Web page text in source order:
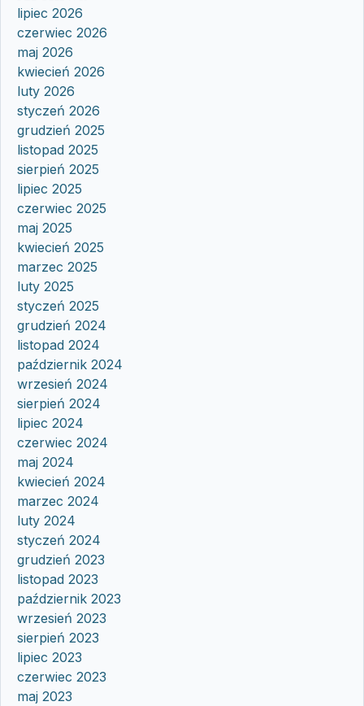
lipiec 2026
czerwiec 2026
maj 2026
kwiecień 2026
luty 2026
styczeń 2026
grudzień 2025
listopad 2025
sierpień 2025
lipiec 2025
czerwiec 2025
maj 2025
kwiecień 2025
marzec 2025
luty 2025
styczeń 2025
grudzień 2024
listopad 2024
październik 2024
wrzesień 2024
sierpień 2024
lipiec 2024
czerwiec 2024
maj 2024
kwiecień 2024
marzec 2024
luty 2024
styczeń 2024
grudzień 2023
listopad 2023
październik 2023
wrzesień 2023
sierpień 2023
lipiec 2023
czerwiec 2023
maj 2023